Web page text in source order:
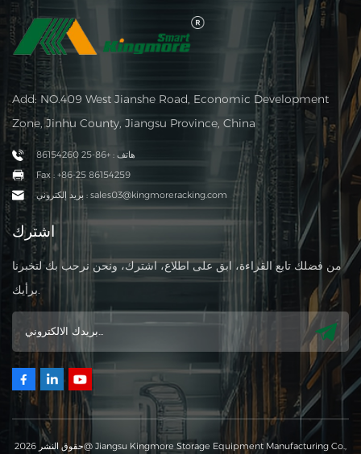
Add: NO.409 West Jianshe Road, Economic Development
Zone, Jinhu County, Jiangsu Province, China
هاتف : +86-25 86154260
Fax : +86-25 86154259
بريد إلكتروني : sales03@kingmoreracking.com
اشترك
من فضلك تابع القراءة، ابق على اطلاع، اشترك، ونحن نرحب بك لتخبرنا
حقوق النشر 2026@ Jiangsu Kingmore Storage Equipment Manufacturing Co.,